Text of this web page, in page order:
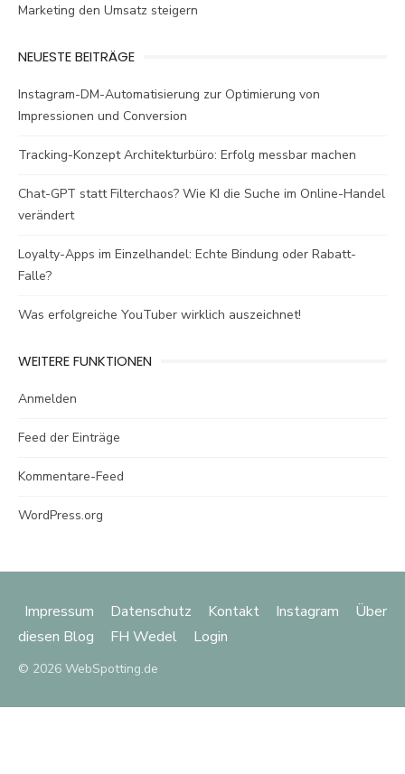
Marketing den Umsatz steigern
NEUESTE BEITRÄGE
Instagram-DM-Automatisierung zur Optimierung von
Impressionen und Conversion
Tracking-Konzept Architekturbüro: Erfolg messbar machen
Chat-GPT statt Filterchaos? Wie KI die Suche im Online-Handel
verändert
Loyalty-Apps im Einzelhandel: Echte Bindung oder Rabatt-
Falle?
Was erfolgreiche YouTuber wirklich auszeichnet!
WEITERE FUNKTIONEN
Anmelden
Feed der Einträge
Kommentare-Feed
WordPress.org
Impressum Datenschutz Kontakt Instagram
Über
diesen Blog
FH Wedel Login
© 2026 WebSpotting.de